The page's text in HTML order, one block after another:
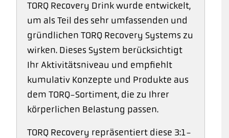
TORQ Recovery Drink wurde entwickelt,
um als Teil des sehr umfassenden und
gründlichen TORQ Recovery Systems zu
wirken. Dieses System berücksichtigt
Ihr Aktivitätsniveau und empfiehlt
kumulativ Konzepte und Produkte aus
dem TORQ-Sortiment, die zu Ihrer
körperlichen Belastung passen.
TORQ Recovery repräsentiert diese 3:1-